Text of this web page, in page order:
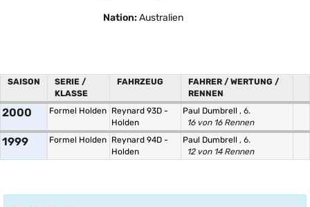
Nation: Australien
SAISON
SERIE /
KLASSE
FAHRZEUG
FAHRER / WERTUNG /
RENNEN
2000 Formel Holden Reynard 93D -
Holden
Paul Dumbrell , 6.
16 von 16 Rennen
1999 Formel Holden Reynard 94D -
Holden
Paul Dumbrell , 6.
12 von 14 Rennen